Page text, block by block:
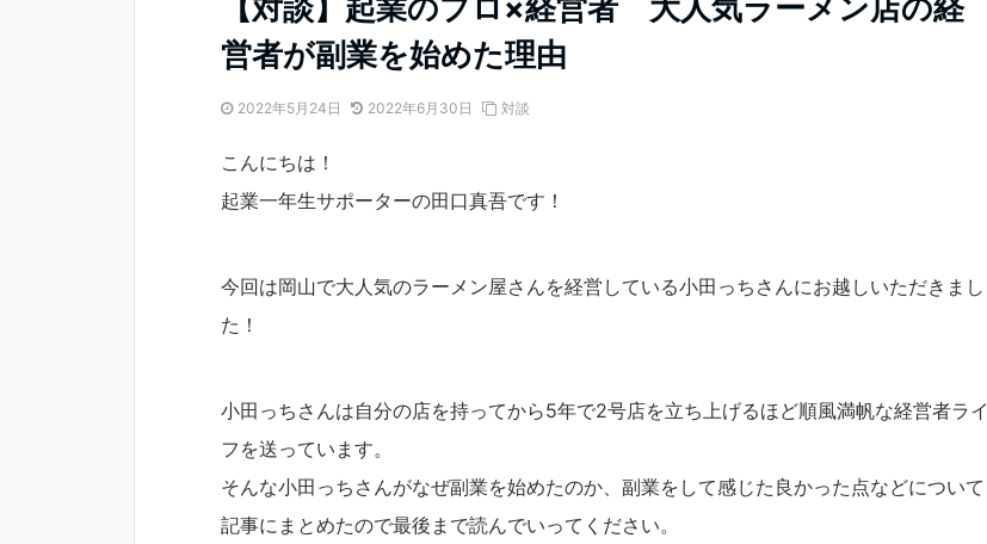
【対談】起業のプロ×経営者 大人気ラーメン店の経
営者が副業を始めた理由
2022年5月24日 2022年6月30日 対談
こんにちは！
起業一年生サポーターの田口真吾です！
今回は岡山で大人気のラーメン屋さんを経営している小田っちさんにお越しいただきまし
た！
小田っちさんは自分の店を持ってから5年で2号店を立ち上げるほど順風満帆な経営者ライ
フを送っています。
そんな小田っちさんがなぜ副業を始めたのか、副業をして感じた良かった点などについて
記事にまとめたので最後まで読んでいってください。